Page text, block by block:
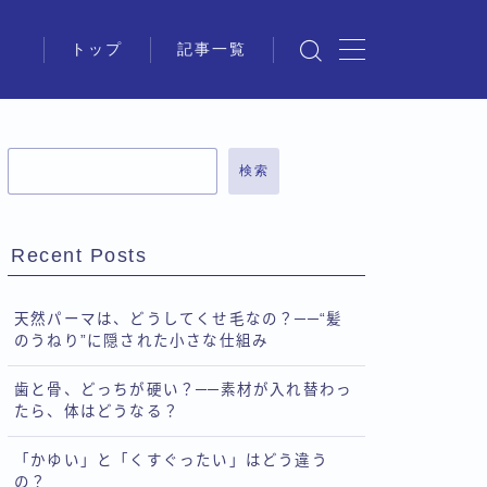
トップ 記事一覧
検索
Recent Posts
天然パーマは、どうしてくせ毛なの？──“髪
のうねり”に隠された小さな仕組み
歯と骨、どっちが硬い？──素材が入れ替わっ
たら、体はどうなる？
「かゆい」と「くすぐったい」はどう違う
の？